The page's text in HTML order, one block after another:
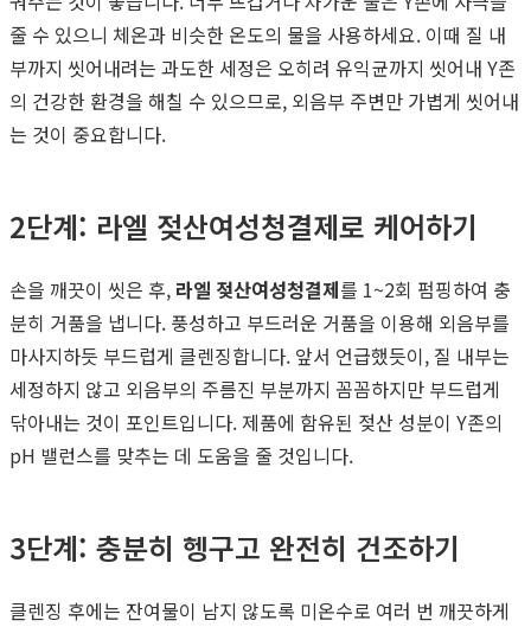
줄 수 있으니 체온과 비슷한 온도의 물을 사용하세요. 이때 질 내
부까지 씻어내려는 과도한 세정은 오히려 유익균까지 씻어내 Y존
의 건강한 환경을 해칠 수 있으므로, 외음부 주변만 가볍게 씻어내
는 것이 중요합니다.
2단계: 라엘 젖산여성청결제로 케어하기
손을 깨끗이 씻은 후, 라엘 젖산여성청결제를 1~2회 펌핑하여 충
분히 거품을 냅니다. 풍성하고 부드러운 거품을 이용해 외음부를
마사지하듯 부드럽게 클렌징합니다. 앞서 언급했듯이, 질 내부는
세정하지 않고 외음부의 주름진 부분까지 꼼꼼하지만 부드럽게
닦아내는 것이 포인트입니다. 제품에 함유된 젖산 성분이 Y존의
pH 밸런스를 맞추는 데 도움을 줄 것입니다.
3단계: 충분히 헹구고 완전히 건조하기
클렌징 후에는 잔여물이 남지 않도록 미온수로 여러 번 깨끗하게